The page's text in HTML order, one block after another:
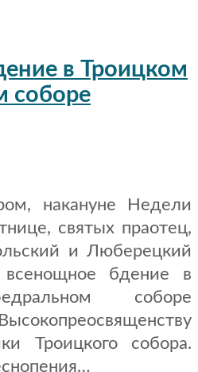
в Троицком
соборе
накануне Недели
святых праотец,
и Люберецкий
бдение в
соборе
Троицкого собора.